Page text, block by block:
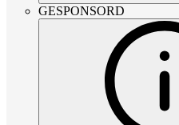
GESPONSORD